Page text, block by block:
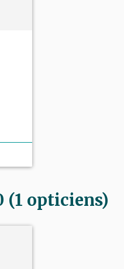
(1 opticiens)